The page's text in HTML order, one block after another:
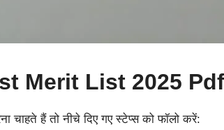
Merit List 2025
चाहते हैं तो नीचे दिए गए स्टेप्स को फॉलो करें: